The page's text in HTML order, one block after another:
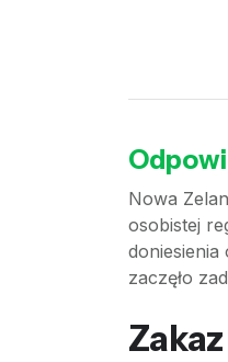
Nowa
osobistej
zaczęło